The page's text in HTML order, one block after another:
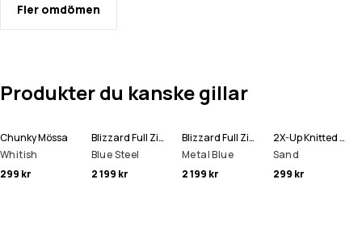
Fler omdömen
Produkter du kanske gillar
Chunky Mössa
Whitish
299 kr
Blizzard Full Zip Snowboardjacka Man
Blue Steel
2 199 kr
Blizzard Full Zip Skidjacka Man
Metal Blue
2 199 kr
2X-Up Knitted Ansiktsmask
Sand
299 kr